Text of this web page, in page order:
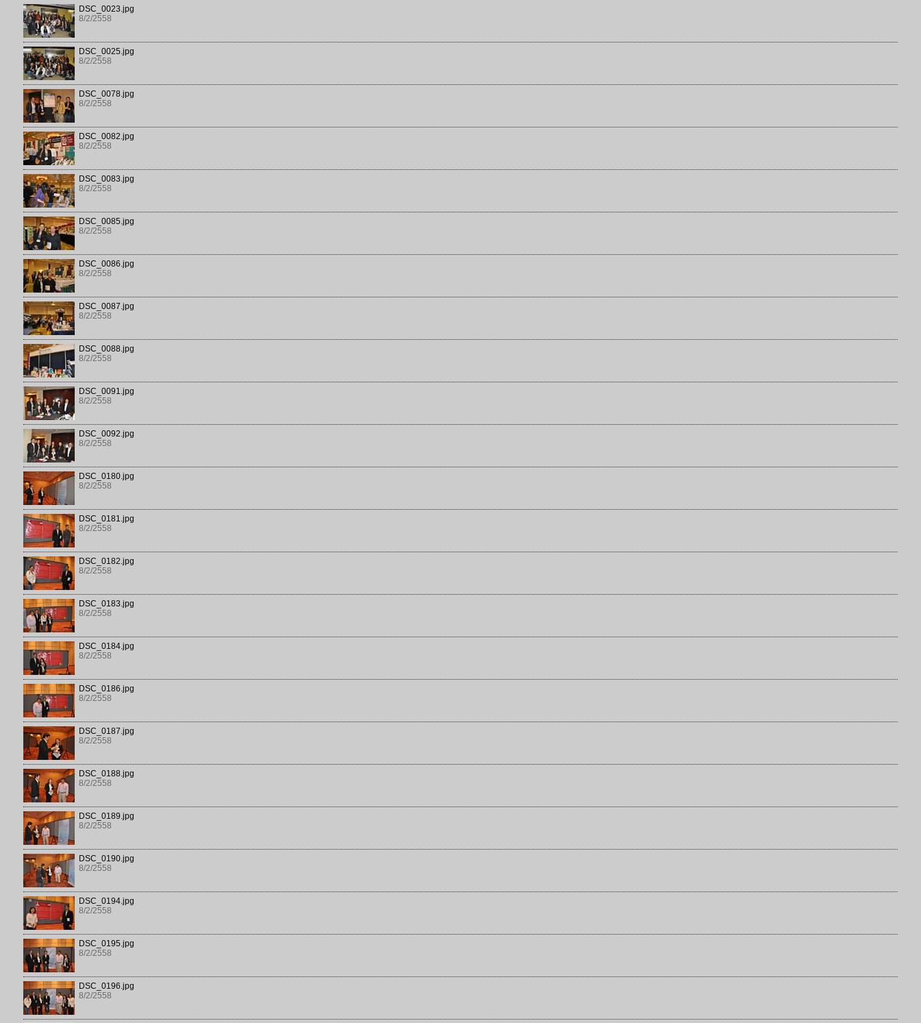
DSC_0023.jpg
8/2/2558
DSC_0025.jpg
8/2/2558
DSC_0078.jpg
8/2/2558
DSC_0082.jpg
8/2/2558
DSC_0083.jpg
8/2/2558
DSC_0085.jpg
8/2/2558
DSC_0086.jpg
8/2/2558
DSC_0087.jpg
8/2/2558
DSC_0088.jpg
8/2/2558
DSC_0091.jpg
8/2/2558
DSC_0092.jpg
8/2/2558
DSC_0180.jpg
8/2/2558
DSC_0181.jpg
8/2/2558
DSC_0182.jpg
8/2/2558
DSC_0183.jpg
8/2/2558
DSC_0184.jpg
8/2/2558
DSC_0186.jpg
8/2/2558
DSC_0187.jpg
8/2/2558
DSC_0188.jpg
8/2/2558
DSC_0189.jpg
8/2/2558
DSC_0190.jpg
8/2/2558
DSC_0194.jpg
8/2/2558
DSC_0195.jpg
8/2/2558
DSC_0196.jpg
8/2/2558